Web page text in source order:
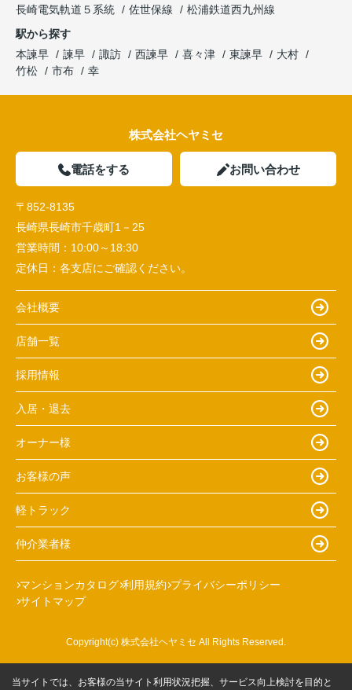
長崎電気軌道５系統
佐世保線
松浦鉄道西九州線
駅から探す
本諫早
諫早 諏訪 西諫早 喜々津 東諫早
大村
竹松
市布 幸
株式会社ヘヤミセ
電話をする お問い合わせ
〒852-8135
長崎県長崎市千歳町1－25
営業時間： 10:00～18:30
定休日： 各支店にご確認ください。
会社概要
店舗一覧
採用情報
入居・退去
オーナー様
お客様の声
軽トラック
仲介業者様
マンションカタログ 利用規約 プライバシーポリシー
サイトマップ
Copyright(c) 株式会社ヘヤミセ All Rights Reserved.
当サイトでは、お客様の当サイト利用状況把握、サービス向上検討を目的と